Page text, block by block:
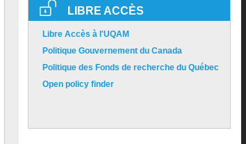
LIBRE ACCÈS
Libre Accès à l'UQAM
Politique Gouvernement du Canada
Politique des Fonds de recherche du Québec
Open policy finder